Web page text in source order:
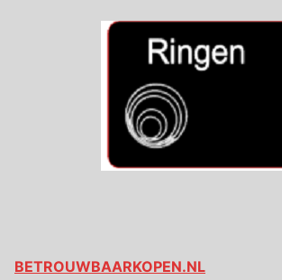
BETROUWBAARKOPEN.NL